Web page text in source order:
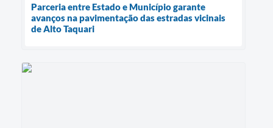
Parceria entre Estado e Município garante
avanços na pavimentação das estradas vicinais
de Alto Taquari